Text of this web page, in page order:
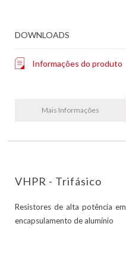
DOWNLOADS
Informações do produto
Mais Informações
VHPR - Trifásico
Resistores de alta potência em
encapsulamento de alumínio